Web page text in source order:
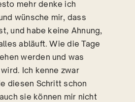
mehr denke ich
wünsche mir, dass
und habe keine Ahnung,
abläuft. Wie die Tage
werden und was
Ich kenne zwar
diesen Schritt schon
sie können mir nicht